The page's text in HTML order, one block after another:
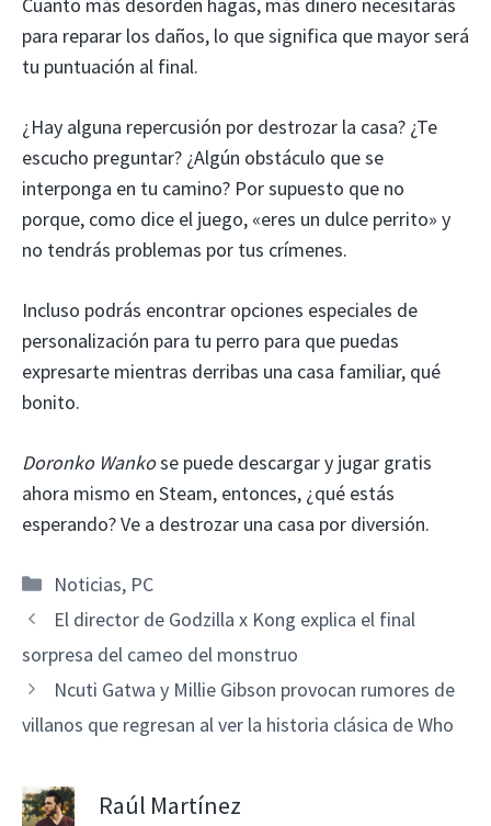
para reparar los daños, lo que significa que mayor será
tu puntuación al final.
¿Hay alguna repercusión por destrozar la casa? ¿Te
escucho preguntar? ¿Algún obstáculo que se
interponga en tu camino? Por supuesto que no
porque, como dice el juego, «eres un dulce perrito» y
no tendrás problemas por tus crímenes.
Incluso podrás encontrar opciones especiales de
personalización para tu perro para que puedas
expresarte mientras derribas una casa familiar, qué
bonito.
Doronko Wankose puede descargar y jugar gratis
ahora mismo en Steam, entonces, ¿qué estás
esperando? Ve a destrozar una casa por diversión.
Categorías
Noticias, PC
El director de Godzilla x Kong explica el final
sorpresa del cameo del monstruo
Ncuti Gatwa y Millie Gibson provocan rumores de
villanos que regresan al ver la historia clásica de Who
Raúl Martínez